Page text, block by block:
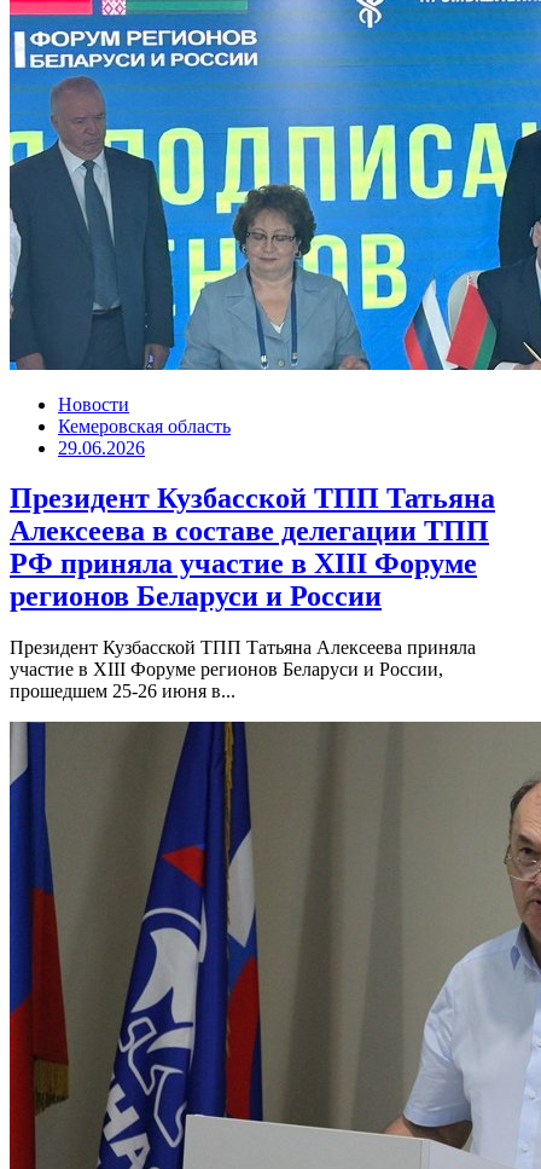
Новости
Кемеровская область
29.06.2026
Президент Кузбасской ТПП Татьяна
Алексеева в составе делегации ТПП
РФ приняла участие в XIII Форуме
регионов Беларуси и России
Президент Кузбасской ТПП Татьяна Алексеева приняла
участие в XIII Форуме регионов Беларуси и России,
прошедшем 25-26 июня в...